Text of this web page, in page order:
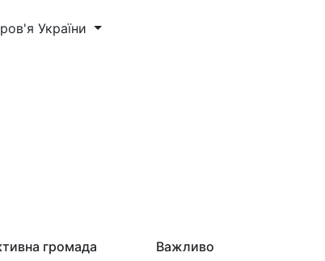
України
громада
Важливо